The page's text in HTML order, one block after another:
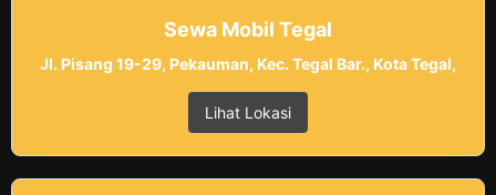
Sewa Mobil Tegal
Jl. Pisang 19-29, Pekauman, Kec. Tegal Bar., Kota Tegal,
Lihat Lokasi